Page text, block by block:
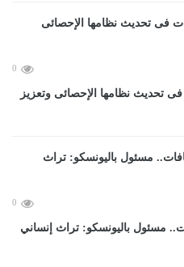
0
تحديث نظامها الإحصائى وتعزيز
0
مسئول باليونسكو: تراث إنساني